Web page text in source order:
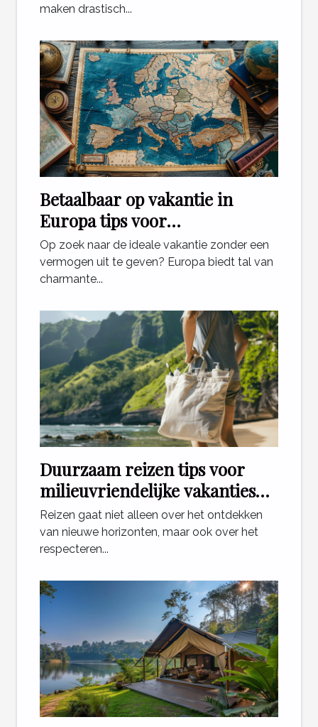
maken drastisch...
Betaalbaar op vakantie in
Europa tips voor
budgetvriendelijke
bestemmingen
Op zoek naar de ideale vakantie zonder een
vermogen uit te geven? Europa biedt tal van
charmante...
Duurzaam reizen tips voor
milieuvriendelijke vakanties
zonder de bank te breken
Reizen gaat niet alleen over het ontdekken
van nieuwe horizonten, maar ook over het
respecteren...